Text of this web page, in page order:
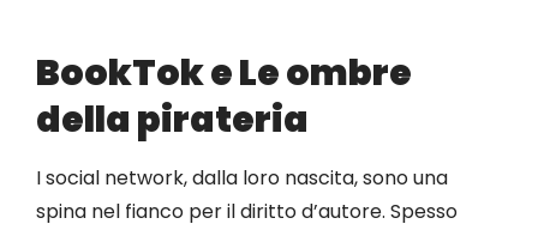
BookTok e Le ombre
della pirateria
I social network, dalla loro nascita, sono una
spina nel fianco per il diritto d’autore. Spesso